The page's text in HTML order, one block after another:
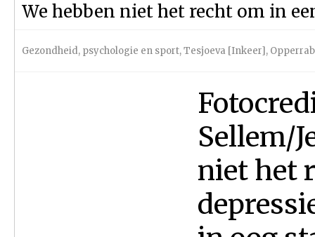
We hebben niet het recht om in
Gezondheid, psychologie en sport,Tesjoeva [Inkeer],
Sellem/
niet het